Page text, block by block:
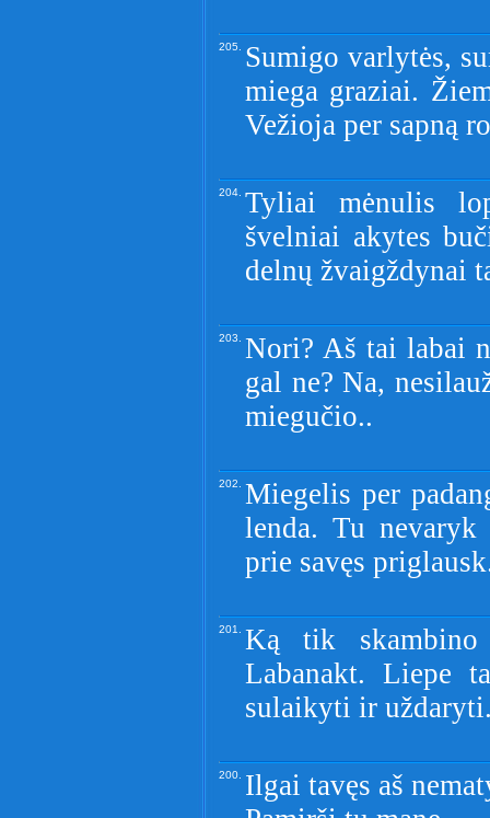
205. Sumigo varlytės,
miega graziai.
Vežioja per sapną
204. Tyliai mėnulis
švelniai akytes
delnų žvaigždynai
203. Nori? Aš tai labai
gal ne? Na,
miegučio..
202. Miegelis per
lenda. Tu
prie savęs
201. Ką tik skambino
Labanakt. Liepe
sulaikyti ir
200. Ilgai tavęs aš